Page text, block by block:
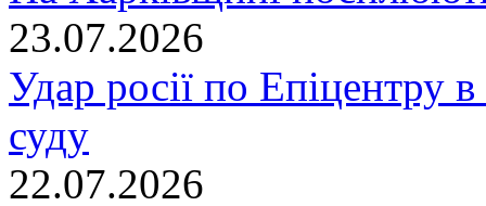
23.07.2026
Удар росії по Епіцентру
суду
22.07.2026